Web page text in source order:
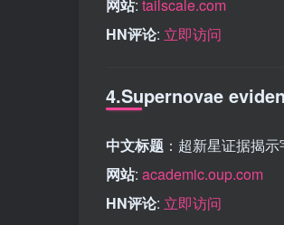
网站: tailscale.com
HN评论: 立即访问
4.Supernovae
中文标题 ：超新星证据揭
网站: academic.oup.com
HN评论: 立即访问